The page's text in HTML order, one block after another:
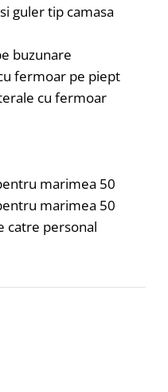
guler tip camasa
buzunare
fermoar pe piept
cu fermoar
marimea 50
marimea 50
catre personal